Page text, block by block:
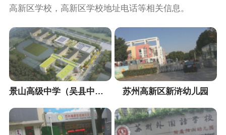
高新区学校，高新区学校地址电话等相关信息。
景山高级中学（吴县中学新校区） 苏州高新区新浒幼儿园